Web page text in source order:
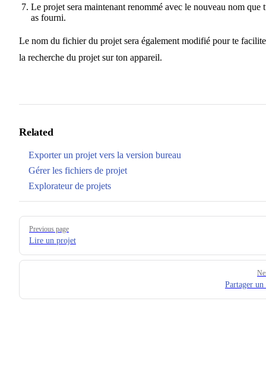
Le projet sera maintenant renommé avec le nouveau nom que
as fourni.
Le nom du fichier du projet sera également modifié pour te
la recherche du projet sur ton appareil.
Related
Exporter un projet vers la version bureau
Gérer les fichiers de projet
Explorateur de projets
Pager
Previous page
Lire un projet
Partager